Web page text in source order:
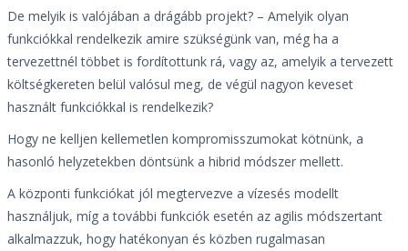
De melyik is valójában a drágább projekt? – Amelyik olyan
funkciókkal rendelkezik amire szükségünk van, még ha a
tervezettnél többet is fordítottunk rá, vagy az, amelyik a tervezett
költségkereten belül valósul meg, de végül nagyon keveset
használt funkciókkal is rendelkezik?
Hogy ne kelljen kellemetlen kompromisszumokat kötnünk, a
hasonló helyzetekben döntsünk a hibrid módszer mellett.
A központi funkciókat jól megtervezve a vízesés modellt
használjuk, míg a további funkciók esetén az agilis módszertant
alkalmazzuk, hogy hatékonyan és közben rugalmasan